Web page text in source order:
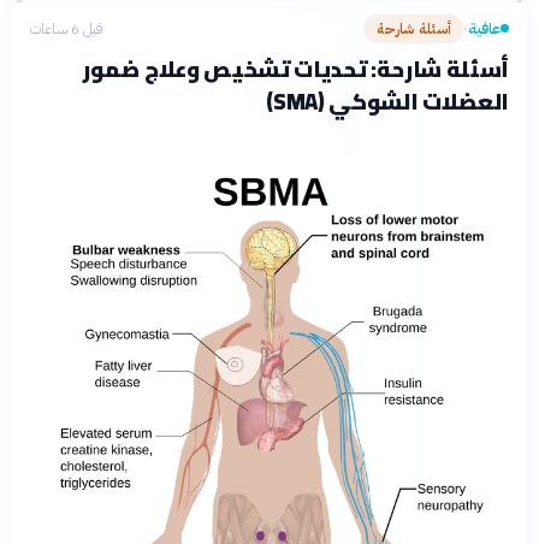
عافية› أسئلة شارحة قبل 6 ساعات
أسئلة شارحة: تحديات تشخيص وعلاج ضمور
العضلات الشوكي (SMA)